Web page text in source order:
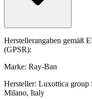
Herstellerangaben gemäß
(GPSR):
Marke: Ray-Ban
Hersteller: Luxottica group
Milano, Italy